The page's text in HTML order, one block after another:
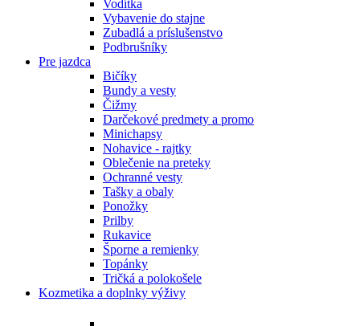
Vodítka
Vybavenie do stajne
Zubadlá a príslušenstvo
Podbrušníky
Pre jazdca
Bičíky
Bundy a vesty
Čižmy
Darčekové predmety a promo
Minichapsy
Nohavice - rajtky
Oblečenie na preteky
Ochranné vesty
Tašky a obaly
Ponožky
Prilby
Rukavice
Šporne a remienky
Topánky
Tričká a polokošele
Kozmetika a doplnky výživy